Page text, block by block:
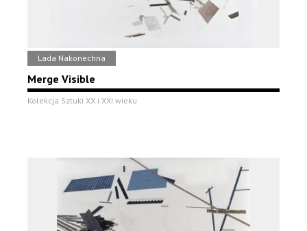
Lada Nakonechna
Merge Visible
Kolekcja Sztuki XX i XXI wieku